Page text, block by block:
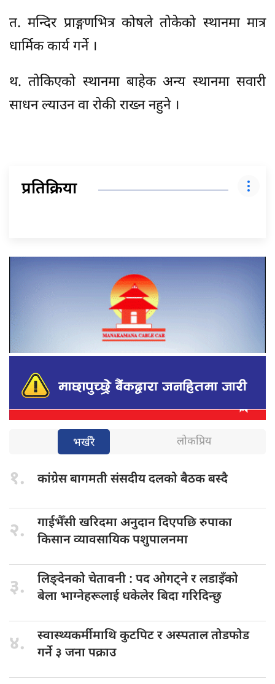
त. मन्दिर प्राङ्गणभित्र कोषले तोकेको स्थानमा मात्र
धार्मिक कार्य गर्ने ।
थ. तोकिएको स्थानमा बाहेक अन्य स्थानमा सवारी
साधन ल्याउन वा रोकी राख्न नहुने ।
प्रतिक्रिया
भर्खरै लोकप्रिय
१. कांग्रेस बागमतीसंसदीय दलको बैठक बस्दै
२. गाईभैँसी खरिदमाअनुदान दिएपछि रुपाका
किसान व्यावसायिक पशुपालनमा
३. लिङ्देनको चेतावनी : पद ओगट्ने र लडाइँको
बेला भाग्नेहरूलाई धकेलेर बिदा गरिदिन्छु
४. स्वास्थ्यकर्मीमाथि कुटपिटर अस्पताल तोडफोड
गर्ने ३ जना पक्राउ